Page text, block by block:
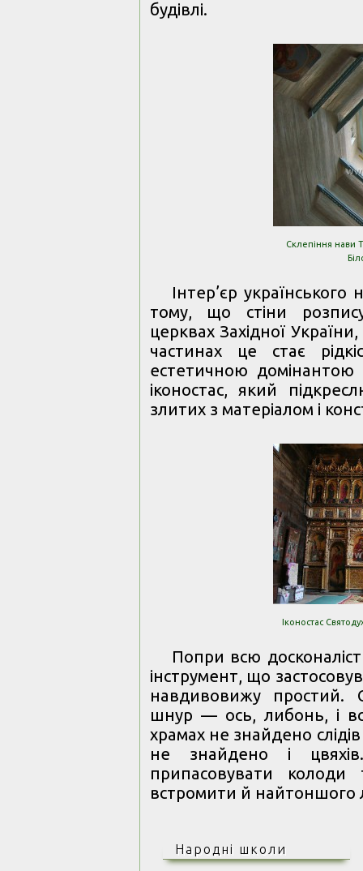
будівлі.
Склепіння нави
Інтер’єр
тому, що стіни
церквах Західної
частинах це стає
естетичною домінантою
іконостас, який
злитих з матеріалом і
Іконостас
Попри всю
інструмент, що
навдивовижу простий.
шнур — ось, либонь, і
храмах не знайдено
не знайдено і
припасовувати
встромити й найтоншого
Народні школи